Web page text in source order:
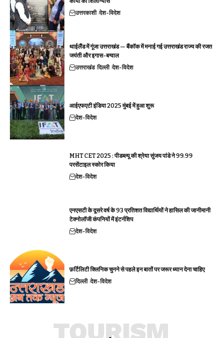
उत्तरकाशी देश-विदेश
थाईलैंड में गूंजा उत्तराखंड — बैंकॉक में मनाई गई उत्तराखंड राज्य की रजत
जयंती और इगास-बग्वाल
उत्तराखंड दिल्ली देश-विदेश
आईएफएटी इंडिया 2025 मुंबई में हुआ शुरू
देश-विदेश
MHT CET 2025 : पीडब्ल्यू की श्रेया सुंजय पांडे ने 99.99
परसेंटाइल स्कोर किया
देश-विदेश
एनएसटी के दूसरे वर्ष के 93 प्रतिशत विद्यार्थियों ने हासिल की जानीमानी
टेक्नोलॉजी कंपनियों में इंटर्नशिप
देश-विदेश
फ़र्टिलिटी क्लिनिक चुनने से पहले इन बातों पर जरूर ध्यान देना चाहिए
दिल्ली देश-विदेश
TOURISM